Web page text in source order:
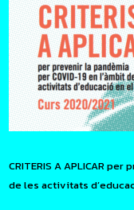
CRITERIS A APLICAR
de les activitats